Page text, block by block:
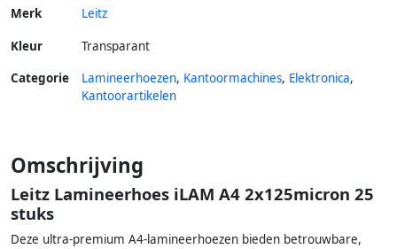
Merk Leitz
Kleur
Transparant
Categorie
Lamineerhoezen, Kantoormachines, Elektronica,
Kantoorartikelen
Omschrijving
Leitz Lamineerhoes iLAM A4 2x125micron 25
stuks
Deze ultra-premium A4-lamineerhoezen bieden betrouwbare,